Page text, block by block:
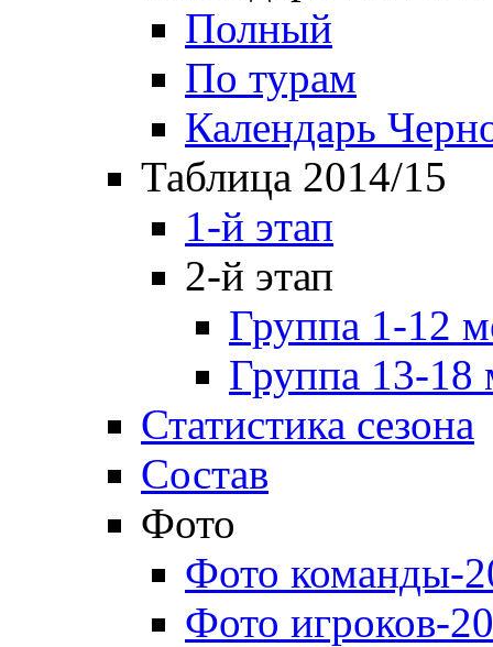
Полный
По турам
Календарь
Таблица 2014/15
1-й этап
2-й этап
Группа 1-12
Группа 13-18
Статистика сезона
Состав
Фото
Фото команды-
Фото игроков-